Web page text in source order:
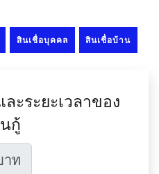
สินเชื่อบุคคล สินเชื่อบ้าน
ะระยะเวลาของ
นกู้
าท